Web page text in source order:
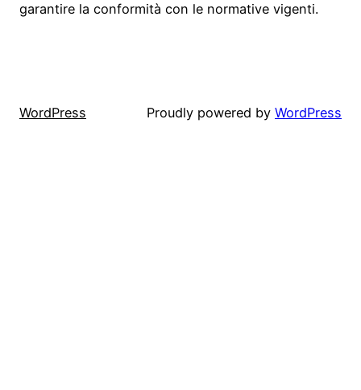
garantire la conformità con le normative vigenti.
WordPress Proudly powered by WordPress